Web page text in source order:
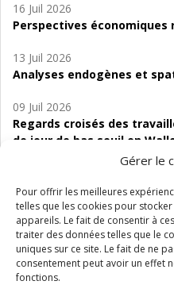
Gérer le
Pour offrir les meilleures
telles que les cookies pour
appareils. Le fait de consentir à
traiter des données telles que le
uniques sur ce site. Le fait de ne
consentement peut avoir un effet
fonctions.
16 Juil 2026
Perspectives économiques
13 Juil 2026
Analyses endogènes et
09 Juil 2026
Regards croisés des
de jour de bas seuil en
06 Juil 2026
Étude d’évaluabilité des
d’accompagnement à
01 Juil 2026
Pénurie du personnel